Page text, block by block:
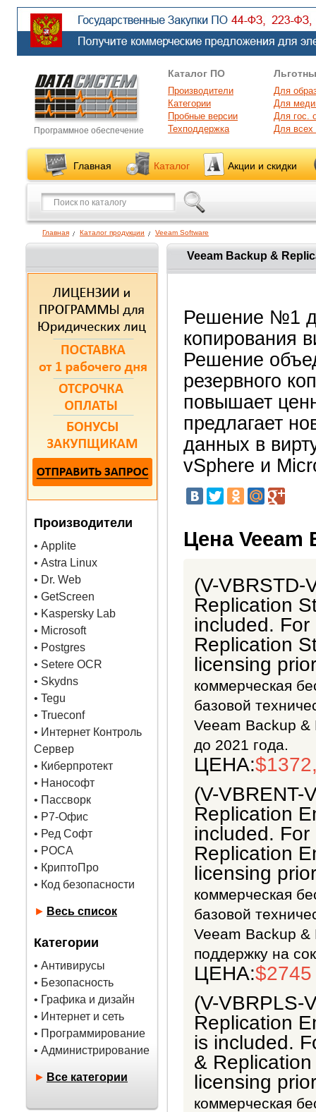
Программное обеспечение
Каталог ПО
Производители
Категории
Пробные версии
Техподдержка
Для
Для
Для гос.
Для
Главная Каталог Акции и скидки
Главная Каталог продукции Veeam Software
Производители
• Applite
• Astra Linux
• Dr. Web
• GetScreen
• Kaspersky Lab
• Microsoft
• Postgres
• Setere OCR
• Skydns
• Tegu
• Trueconf
• Интернет Контроль
Сервер
• Киберпротект
• Нанософт
• Пассворк
• Р7-Офис
• Ред Софт
• РОСА
• КриптоПро
• Код безопасности
► Весь список
Категории
• Антивирусы
• Безопасность
• Графика и дизайн
• Интернет и сеть
• Программирование
• Администрирование
► Все категории
Veeam Backup &
Решение №1
копирования
Решение
резервного
повышает
предлагает
данных в
vSphere и
Цена Veeam
(V-VBRSTD-
Replication
included.
Replication
licensing
коммерческая
базовой
Veeam Backup
до 2021 года.
ЦЕНА:
(V-VBRENT-
Replication
included.
Replication
licensing
коммерческая
базовой
Veeam Backup
поддержку на
ЦЕНА:$2745
(V-VBRPLS-
Replication
is included.
&
licensing
коммерческая